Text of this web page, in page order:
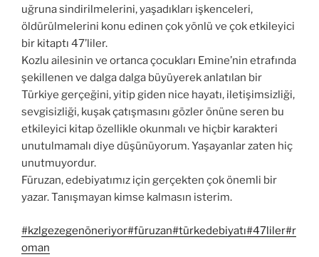
uğruna sindirilmelerini, yaşadıkları işkenceleri,
öldürülmelerini konu edinen çok yönlü ve çok etkileyici
bir kitaptı 47’liler.
Kozlu ailesinin ve ortanca çocukları Emine’nin etrafında
şekillenen ve dalga dalga büyüyerek anlatılan bir
Türkiye gerçeğini, yitip giden nice hayatı, iletişimsizliği,
sevgisizliği, kuşak çatışmasını gözler önüne seren bu
etkileyici kitap özellikle okunmalı ve hiçbir karakteri
unutulmamalı diye düşünüyorum. Yaşayanlar zaten hiç
unutmuyordur.
Füruzan, edebiyatımız için gerçekten çok önemli bir
yazar. Tanışmayan kimse kalmasın isterim.
#kzlgezegenöneriyor#füruzan#türkedebiyatı#47liler#r
oman